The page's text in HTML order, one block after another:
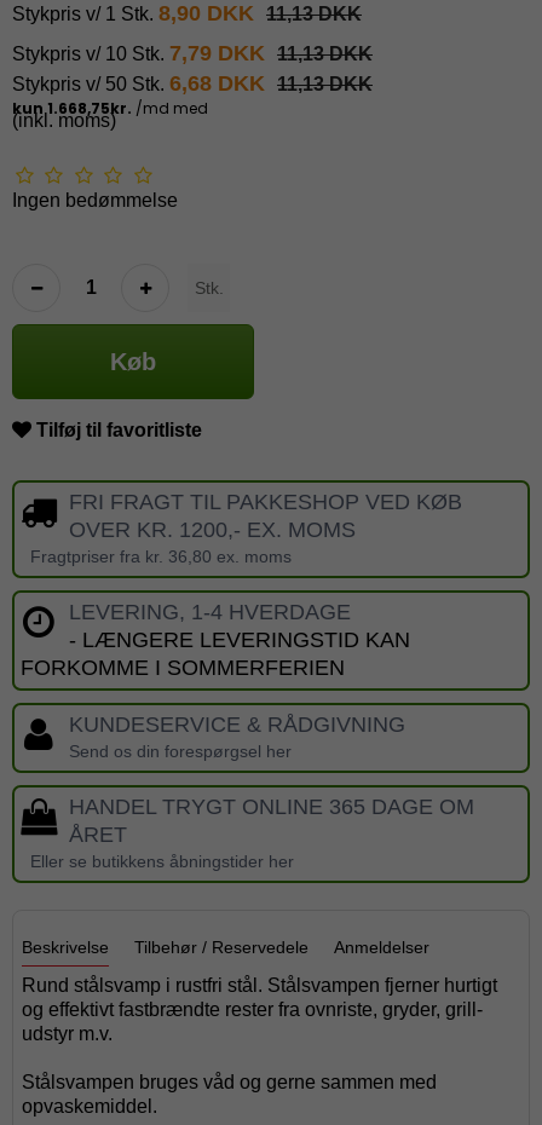
Stykpris v/ 1 Stk. 8,90 DKK 11,13 DKK
Stykpris v/ 10 Stk. 7,79 DKK 11,13 DKK
Stykpris v/ 50 Stk. 6,68 DKK 11,13 DKK
(inkl. moms)
Ingen bedømmelse
Stk.
Køb
Tilføj til favoritliste
FRI FRAGT TIL PAKKESHOP VED KØB
OVER KR. 1200,- EX. MOMS
Fragtpriser fra kr. 36,80 ex. moms
LEVERING, 1-4 HVERDAGE
- LÆNGERE LEVERINGSTID KAN
FORKOMME I SOMMERFERIEN
KUNDESERVICE & RÅDGIVNING
Send os din forespørgsel her
HANDEL TRYGT ONLINE 365 DAGE OM
ÅRET
Eller se butikkens åbningstider her
Beskrivelse Tilbehør / Reservedele Anmeldelser
Rund stålsvamp i rustfri stål. Stålsvampen fjerner hurtigt
og effektivt fastbrændte rester fra ovnriste, gryder, grill-
udstyr m.v.
Stålsvampen bruges våd og gerne sammen med
opvaskemiddel.